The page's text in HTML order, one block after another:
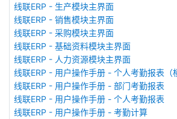
线联ERP - 生产模块主界面
线联ERP - 销售模块主界面
线联ERP - 采购模块主界面
线联ERP - 基础资料模块主界面
线联ERP - 人力资源模块主界面
线联ERP - 用户操作手册 - 个人考勤报表（
线联ERP - 用户操作手册 - 部门考勤报表
线联ERP - 用户操作手册 - 个人考勤报表
线联ERP - 用户操作手册 - 考勤计算